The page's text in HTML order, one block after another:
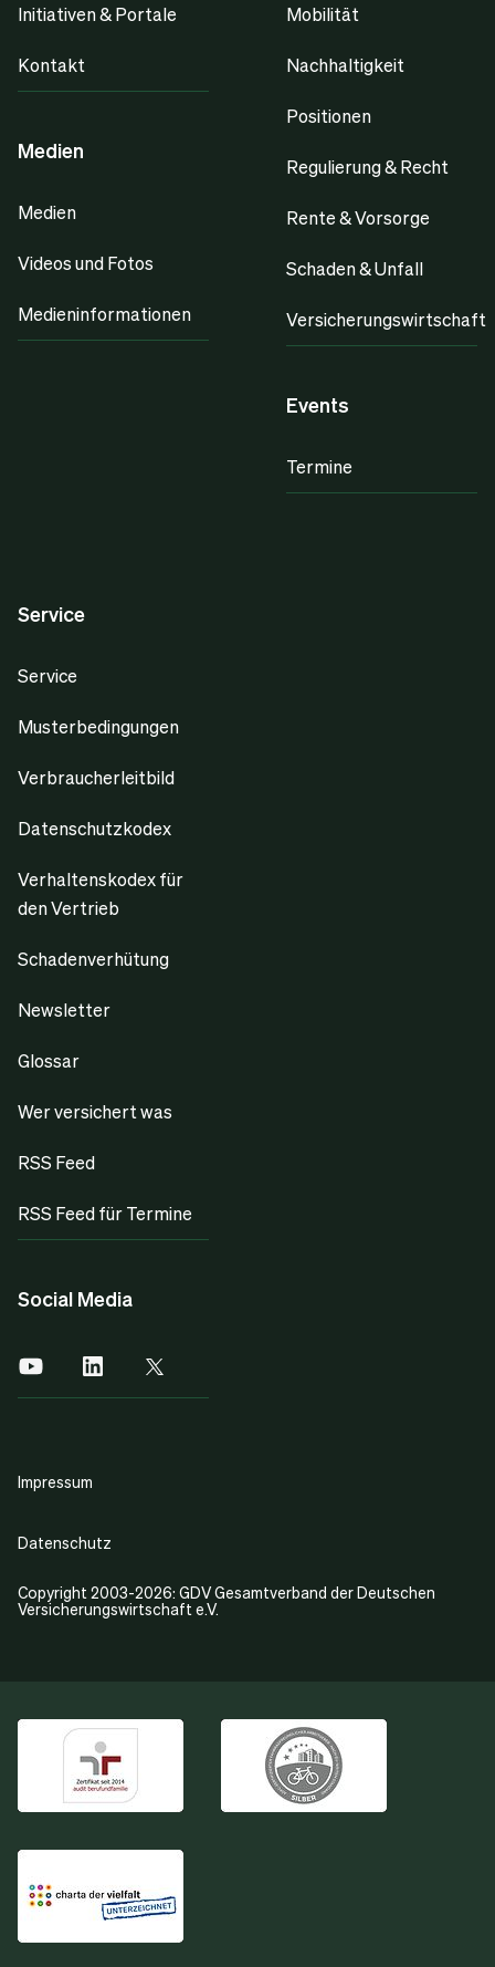
Initiativen & Portale
Kontakt
Medien
Medien
Videos und Fotos
Medieninformationen
Mobilität
Nachhaltigkeit
Positionen
Regulierung & Recht
Rente & Vorsorge
Schaden & Unfall
Versicherungswirtschaft
Events
Termine
Service
Service
Musterbedingungen
Verbraucherleitbild
Datenschutzkodex
Verhaltenskodex für
den Vertrieb
Schadenverhütung
Newsletter
Glossar
Wer versichert was
RSS Feed
RSS Feed für Termine
Social Media
Copyright 2003-2026: GDV Gesamtverband der Deutschen
Versicherungswirtschaft e.V.
Impressum
Datenschutz